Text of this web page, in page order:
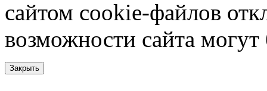
сайтом cookie-файлов
возможности сайта
Закрыть